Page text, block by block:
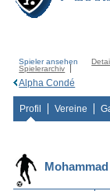
Spieler ansehen
Spielerarchiv
Alpha Condé
Profil Vereine